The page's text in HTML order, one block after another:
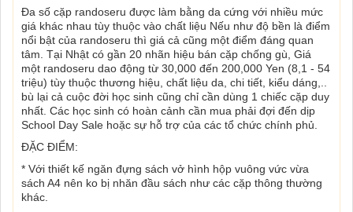
Đa số cặp randoseru được làm bằng da cứng với nhiều mức
giá khác nhau tùy thuộc vào chất liệu Nếu như độ bền là điểm
nổi bật của randoseru thì giá cả cũng một điểm đáng quan
tâm. Tại Nhật có gần 20 nhãn hiệu bán cặp chống gù, Giá
một randoseru dao động từ 30,000 đến 200,000 Yen (8,1 - 54
triệu) tùy thuộc thương hiệu, chất liệu da, chi tiết, kiểu dáng,..
bù lại cả cuộc đời học sinh cũng chỉ cần dùng 1 chiếc cặp duy
nhất. Các học sinh có hoàn cảnh cần mua phải đợi đến dịp
School Day Sale hoặc sự hỗ trợ của các tổ chức chính phủ.
ĐẶC ĐIỂM:
* Với thiết kế ngăn đựng sách vở hình hộp vuông vức vừa
sách A4 nên ko bị nhăn đầu sách như các cặp thông thường
khác.